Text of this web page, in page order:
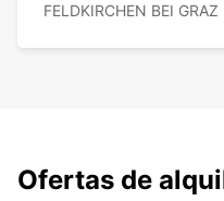
FELDKIRCHEN BEI
Ofertas de